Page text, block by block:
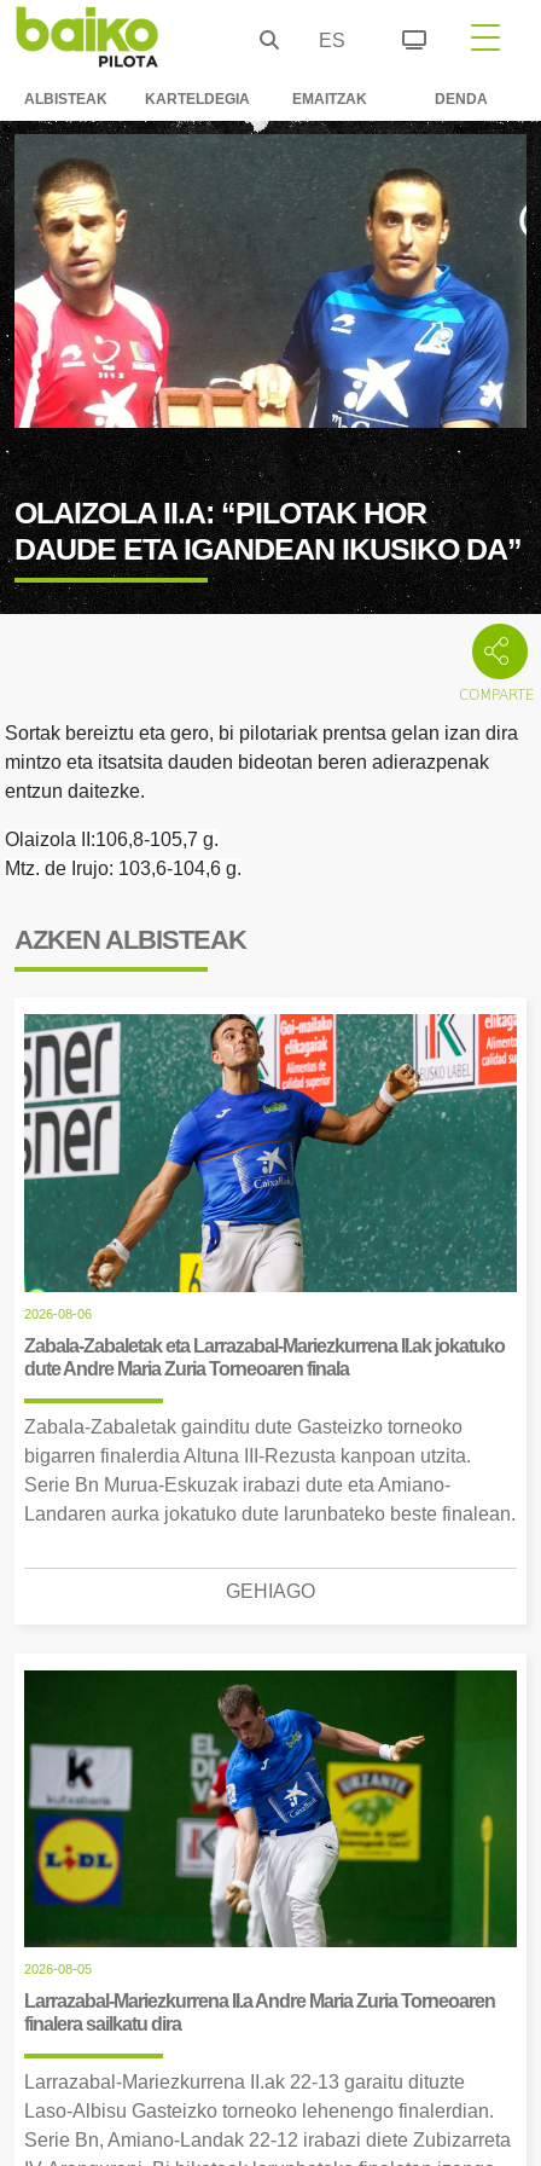
ES
ALBISTEAK KARTELDEGIA EMAITZAK DENDA
OLAIZOLA II.A: “PILOTAK HOR
DAUDE ETA IGANDEAN IKUSIKO DA”
Sortak bereiztu eta gero, bi pilotariak prentsa gelan izan dira
mintzo eta itsatsita dauden bideotan beren adierazpenak
entzun daitezke.
Olaizola II:106,8-105,7 g.
Mtz. de Irujo: 103,6-104,6 g.
AZKEN ALBISTEAK
2026-08-06
Zabala-Zabaletak eta Larrazabal-Mariezkurrena II.ak jokatuko
dute Andre Maria Zuria Torneoaren finala
Zabala-Zabaletak gainditu dute Gasteizko torneoko
bigarren finalerdia Altuna III-Rezusta kanpoan utzita.
Serie Bn Murua-Eskuzak irabazi dute eta Amiano-
Landaren aurka jokatuko dute larunbateko beste finalean.
GEHIAGO
2026-08-05
Larrazabal-Mariezkurrena II.a Andre Maria Zuria Torneoaren
finalera sailkatu dira
Larrazabal-Mariezkurrena II.ak 22-13 garaitu dituzte
Laso-Albisu Gasteizko torneoko lehenengo finalerdian.
Serie Bn, Amiano-Landak 22-12 irabazi diete Zubizarreta